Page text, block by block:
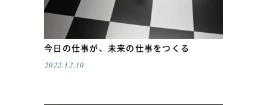
今日の仕事が、未来の仕事をつくる
2022.12.10